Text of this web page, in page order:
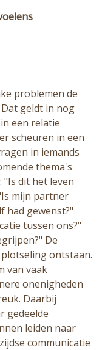
problemen de
geldt in nog
een relatie
scheuren in een
in iemands
thema's
dit het leven
mijn partner
had gewenst?"
tussen ons?"
De
ontstaan.
van vaak
onenigheden
Daarbij
gedeelde
leiden naar
communicatie